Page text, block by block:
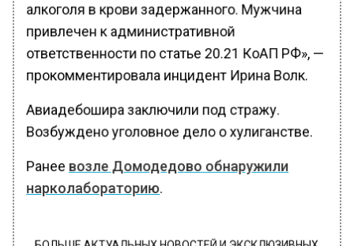
алкоголя в крови задержанного. Мужчина
привлечен к административной
ответственности по статье 20.21 КоАП РФ», —
прокомментировала инцидент Ирина Волк.
Авиадебошира заключили под стражу.
Возбуждено уголовное дело о хулиганстве.
Ранее возле Домодедово обнаружили
нарколабораторию.